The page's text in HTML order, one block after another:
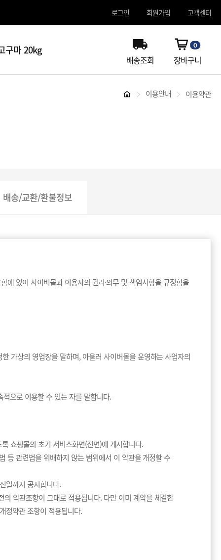
로그인 회원가입 고객센터
구마 20kg
배송조회 장바구니
0
이용안내 이용약관
배송/교환/환불정보
있어 사이버몰과 이용자의 권리·의무 및 책임사항을 규정함을
가상의 영업장을 말하며, 아울러 사이버몰을 운영하는 사업자의
으로 이용할 수 있는 자를 말합니다.
쇼핑몰의 초기 서비스화면(전면)에 게시합니다.
등 관련법을 위배하지 않는 범위에서 이 약관을 개정할 수
일까지 공지합니다.
약관조항이 그대로 적용됩니다. 다만 이미 계약을 체결한
정약관 조항이 적용됩니다.